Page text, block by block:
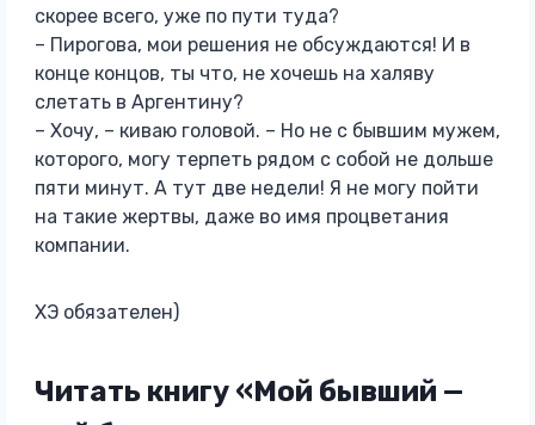
скорее всего, уже по пути туда?
– Пирогова, мои решения не обсуждаются! И в
конце концов, ты что, не хочешь на халяву
слетать в Аргентину?
– Хочу, – киваю головой. – Но не с бывшим мужем,
которого, могу терпеть рядом с собой не дольше
пяти минут. А тут две недели! Я не могу пойти
на такие жертвы, даже во имя процветания
компании.
ХЭ обязателен)
Читать книгу «Мой бывший —